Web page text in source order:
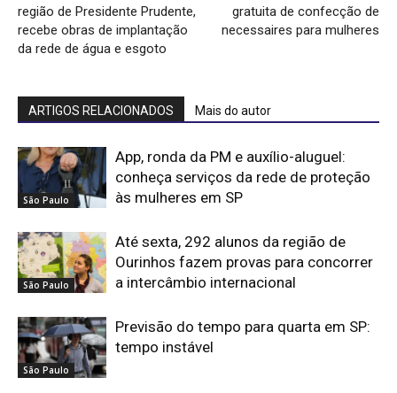
região de Presidente Prudente,
recebe obras de implantação
da rede de água e esgoto
gratuita de confecção de
necessaires para mulheres
ARTIGOS RELACIONADOS Mais do autor
São Paulo
App, ronda da PM e auxílio-aluguel:
conheça serviços da rede de proteção
às mulheres em SP
São Paulo
Até sexta, 292 alunos da região de
Ourinhos fazem provas para concorrer
a intercâmbio internacional
São Paulo
Previsão do tempo para quarta em SP:
tempo instável